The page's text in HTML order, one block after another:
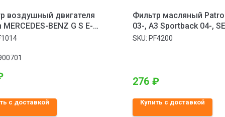
воздушный двигателя
BENZ G S E-
220 211 4.0CDi 00-
с доставкой
Фильтр масляный
03-, A3 Sportback 04-,
07-, ALTEA XL 07-,
SKU: PF4200
276 ₽
Купить с доставкой